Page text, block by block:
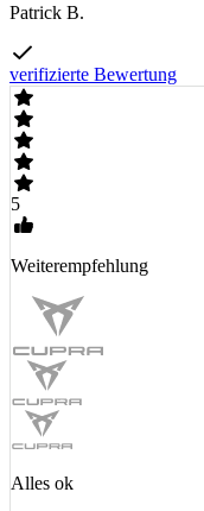
Patrick B.
verifizierte Bewertung
5
Weiterempfehlung
Alles ok